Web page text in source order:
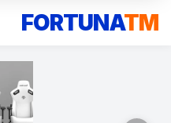
FORTUNATM